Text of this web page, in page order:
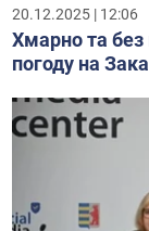
20.12.2025 | 12:06
Хмарно та без
погоду на